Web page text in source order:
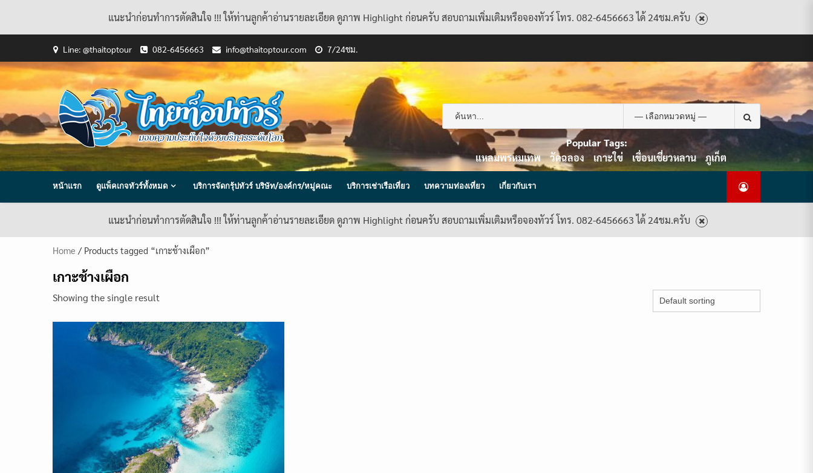
แนะนำก่อนทำการตัดสินใจ !!! ให้ท่านลูกค้าอ่านรายละเอียด ดูภาพ Highlight ก่อนครับ สอบถามเพิ่มเติมหรือจองทัวร์ โทร. 082-6456663 ได้ 24ชม.ครับ
content
Line: @thaitoptour 082-6456663 info@thaitoptour.com 7/24ชม.
US
ACCOUNT
POLICY
AND
CONDITIONS
แพ็คเกจ
ทัวร์
ทั้งหมด
ต้อนรับ
สู่
ไทย
กับ
เรา
ทัวร์
ทั้งหมด
Search
for:
Popular Tags:
แหลมพรหมเทพ
วัดฉลอง เกาะใข่ เขื่อนเชี่ยวหลาน ภูเก็ต
หน้าแรก ดูแพ็คเกจทัวร์ทั้งหมด บริการจัดกรุ้ปทัวร์ บริษัท/องค์กร/หมู่คณะ บริการเช่าเรือเที่ยว บทความท่องเที่ยว เกี่ยวกับเรา
แนะนำก่อนทำการตัดสินใจ !!! ให้ท่านลูกค้าอ่านรายละเอียด ดูภาพ Highlight ก่อนครับ สอบถามเพิ่มเติมหรือจองทัวร์ โทร. 082-6456663 ได้ 24ชม.ครับ
Home / Products tagged “เกาะช้างเผือก”
เกาะช้างเผือก
Showing the single result